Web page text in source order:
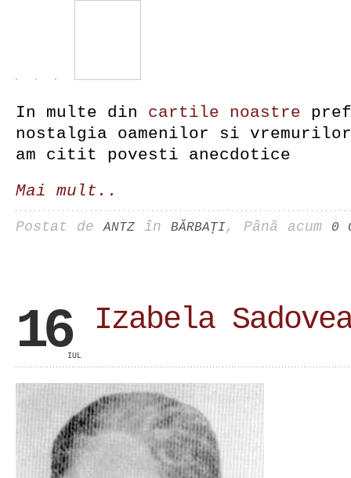
In multe din cartile noastre
nostalgia oamenilor si
am citit povesti anecdotice
Mai mult..
Postat deANTZ în BĂRBAŢI, Până acum 0
16IUL
Izabela